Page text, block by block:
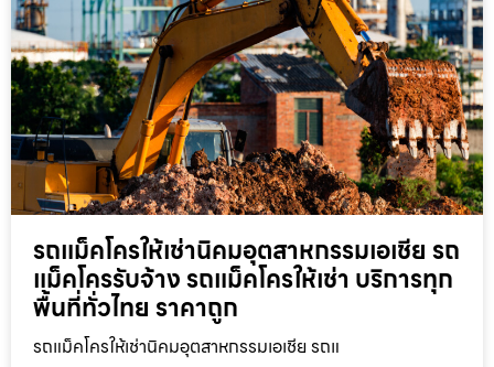
รถแม็คโครให้เช่านิคมอุตสาหกรรมเอเชีย รถ
แม็คโครรับจ้าง รถแม็คโครให้เช่า บริการทุก
พื้นที่ทั่วไทย ราคาถูก
รถแม็คโครให้เช่านิคมอุตสาหกรรมเอเชีย รถแ